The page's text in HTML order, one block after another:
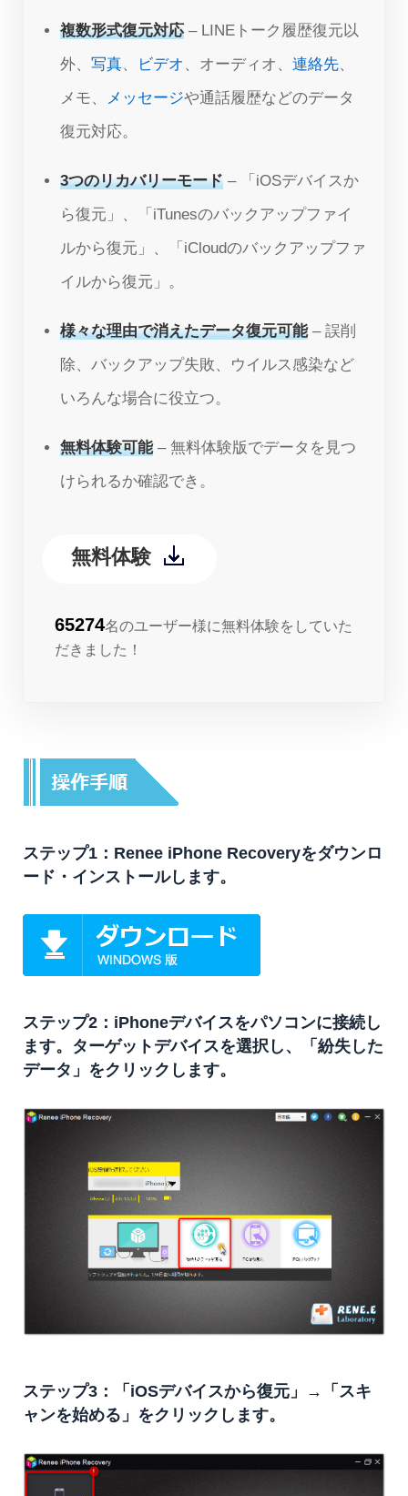
複数形式復元対応 – LINEトーク履歴復元以
外、 写真 ビデオ 、オーディオ、 連絡先
メモ、
メッセージや通話履歴などのデータ
復元対応。
3つのリカバリーモード – 「iOSデバイスか
ら復元」、「iTunesのバックアップファイ
ルから復元」、「iCloudのバックアップファ
イルから復元」。
様々な理由で消えたデータ復元可能– 誤削
除、バックアップ失敗、ウイルス感染など
いろんな場合に役立つ。
無料体験可能– 無料体験版でデータを見つ
けられるか確認でき。
無料体験
65274名のユーザー様に無料体験をしていた
だきました！
ステップ1：Renee iPhone Recoveryをダウンロ
ード・インストールします。
ステップ2：iPhoneデバイスをパソコンに接続し
ます。ターゲットデバイスを選択し、「紛失した
データ」をクリックします。
ステップ3：「iOSデバイスから復元」→「スキ
ャンを始める」をクリックします。